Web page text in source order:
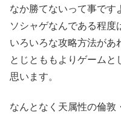
なか勝てないって事です
ソシャゲなんである程度
いろいろな攻略方法があ
とじとももよりゲームと
思います。
なんとなく天属性の倫敦